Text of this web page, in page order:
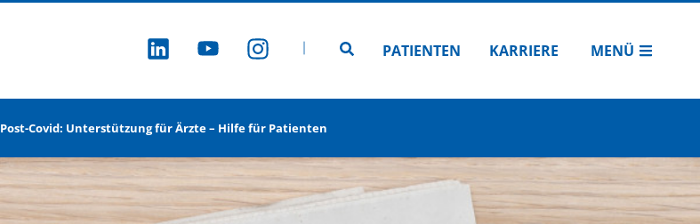
ZU LINKEDIN
ZU YOUTUBE
ZU INSTAGRAM
Zur Seitensuche
PATIENTEN KARRIERE MENÜ
Post-Covid: Unterstützung für Ärzte – Hilfe für Patienten